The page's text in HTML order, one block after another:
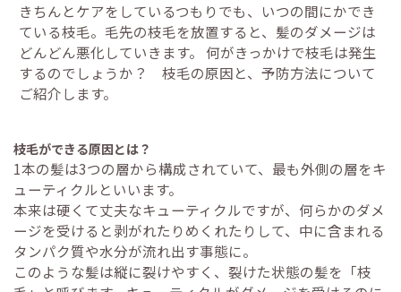
きちんとケアをしているつもりでも、いつの間にかでき
ている枝毛。毛先の枝毛を放置すると、髪のダメージは
どんどん悪化していきます。 何がきっかけで枝毛は発生
するのでしょうか？ 枝毛の原因と、予防方法について
ご紹介します。
枝毛ができる原因とは？
1本の髪は3つの層から構成されていて、最も外側の層をキ
ューティクルといいます。
本来は硬くて丈夫なキューティクルですが、何らかのダメ
ージを受けると剥がれたりめくれたりして、中に含まれる
タンパク質や水分が流れ出す事態に。
このような髪は縦に裂けやすく、裂けた状態の髪を「枝